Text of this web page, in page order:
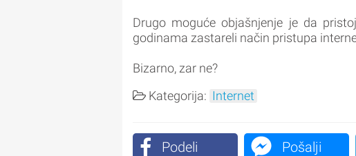
Drugo moguće objašnjenje je da
godinama zastareli način pristupa
Bizarno, zar ne?
Kategorija: Internet
Podeli Pošalji